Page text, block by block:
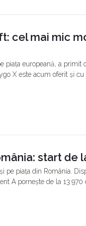
cel mai mic
europeană, a primit
X este acum oferit și cu
start de
pe piața din România.
A pornește de la 13.970